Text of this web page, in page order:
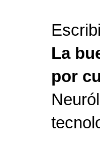
La
por